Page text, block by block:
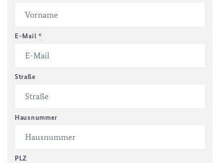
E-Mail *
Straße
Hausnummer
PLZ